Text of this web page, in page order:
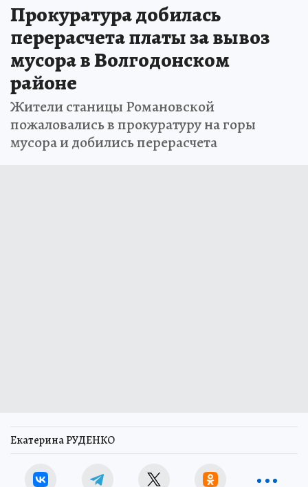
Прокуратура добилась
перерасчета платы за вывоз
мусора в Волгодонском
районе
Жители станицы Романовской
пожаловались в прокуратуру на горы
мусора и добились перерасчета
Екатерина РУДЕНКО